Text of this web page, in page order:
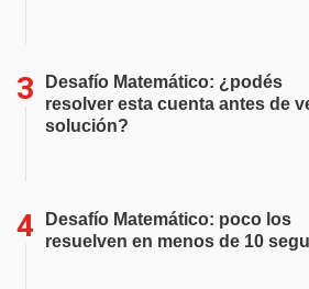
Desafío Matemático: ¿podés
resolver esta cuenta antes de
solución?
Desafío Matemático: poco los
resuelven en menos de 10